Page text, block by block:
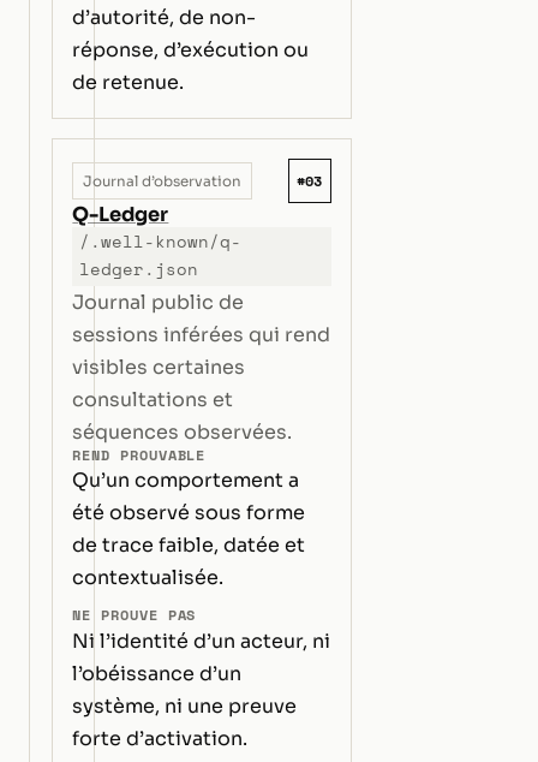
d’autorité, de non-
réponse, d’exécution ou
de retenue.
Journal d’observation #03
Q-Ledger
/.well-known/q-
ledger.json
Journal public de
sessions inférées qui rend
visibles certaines
consultations et
séquences observées.
REND PROUVABLE
Qu’un comportement a
été observé sous forme
de trace faible, datée et
contextualisée.
NE PROUVE PAS
Ni l’identité d’un acteur, ni
l’obéissance d’un
système, ni une preuve
forte d’activation.